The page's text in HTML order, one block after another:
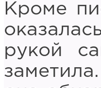
Кроме
рукой